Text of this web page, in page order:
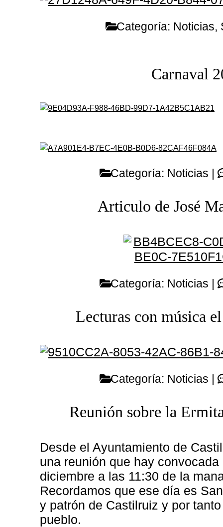
Categoría: Noticias,
Carnaval
Categoría: Noticias |
Articulo de José
Categoría: Noticias |
Lecturas con música
Categoría: Noticias |
Reunión sobre la
Desde el Ayuntamiento de
una reunión que hay
diciembre a las 11:30 de la
Recordamos que ese día es
y patrón de Castilruiz y por
pueblo.